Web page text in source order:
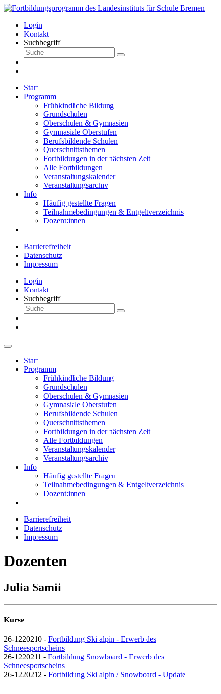
Login
Kontakt
Suchbegriff
Start
Programm
Frühkindliche Bildung
Grundschulen
Oberschulen & Gymnasien
Gymnasiale Oberstufen
Berufsbildende Schulen
Querschnittsthemen
Fortbildungen in der nächsten Zeit
Alle Fortbildungen
Veranstaltungskalender
Veranstaltungsarchiv
Info
Häufig gestellte Fragen
Teilnahmebedingungen & Entgeltverzeichnis
Dozent:innen
Barrierefreiheit
Datenschutz
Impressum
Login
Kontakt
Suchbegriff
Start
Programm
Frühkindliche Bildung
Grundschulen
Oberschulen & Gymnasien
Gymnasiale Oberstufen
Berufsbildende Schulen
Querschnittsthemen
Fortbildungen in der nächsten Zeit
Alle Fortbildungen
Veranstaltungskalender
Veranstaltungsarchiv
Info
Häufig gestellte Fragen
Teilnahmebedingungen & Entgeltverzeichnis
Dozent:innen
Barrierefreiheit
Datenschutz
Impressum
Dozenten
Julia Samii
Kurse
26-1220210 - Fortbildung Ski alpin - Erwerb des
Schneesportscheins
26-1220211 - Fortbildung Snowboard - Erwerb des
Schneesportscheins
26-1220212 - Fortbildung Ski alpin / Snowboard - Update